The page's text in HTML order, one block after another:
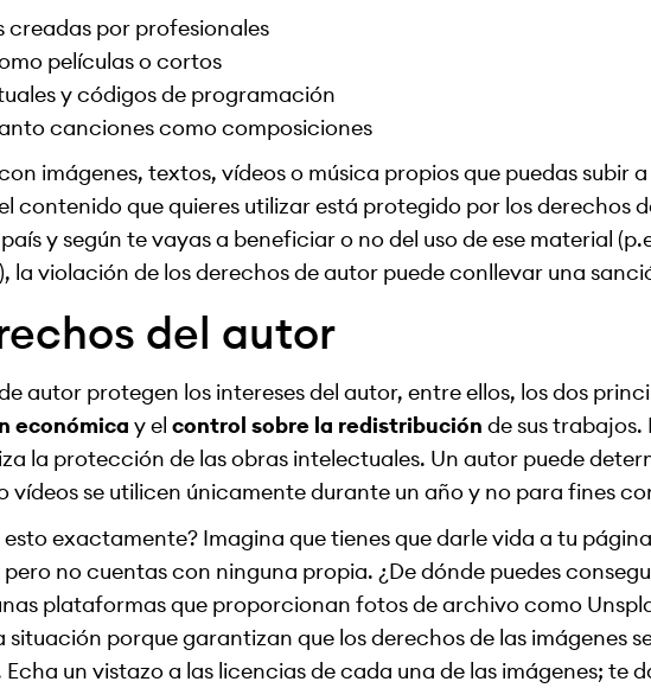
creadas por profesionales
películas o cortos
y códigos de programación
canciones como composiciones
imágenes, textos, vídeos o música propios que puedas subir
contenido que quieres utilizar está protegido por los derechos
y según te vayas a beneficiar o no del uso de ese material
la violación de los derechos de autor puede conllevar una
del autor
autor protegen los intereses del autor, entre ellos, los dos
económica y elcontrol sobre la redistribución de sus
la protección de las obras intelectuales. Un autor puede
vídeos se utilicen únicamente durante un año y no para fines
esto exactamente? Imagina que tienes que darle vida a tu
no cuentas con ninguna propia. ¿De dónde puedes
plataformas que proporcionan fotos de archivo como
situación porque garantizan que los derechos de las imágenes
un vistazo a las licencias de cada una de las imágenes; te